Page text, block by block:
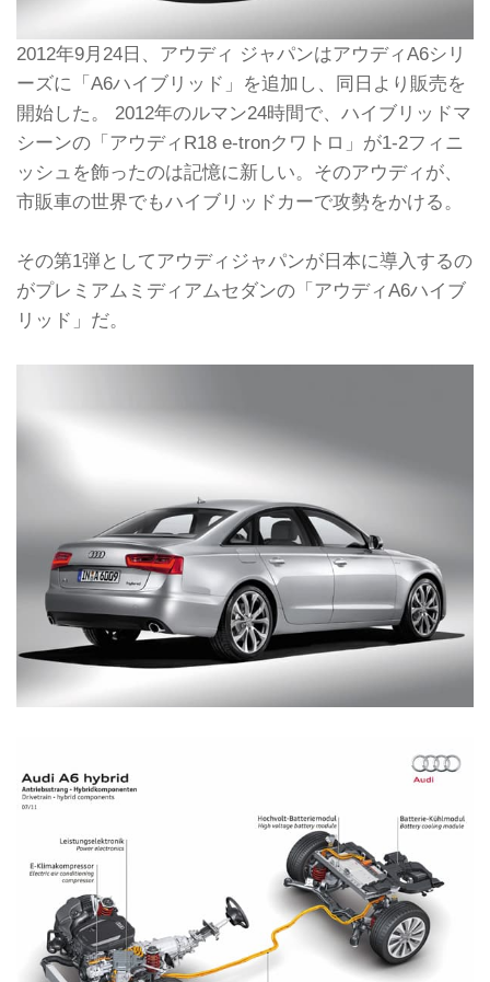
2012年9月24日、アウディ ジャパンはアウディA6シリ
ーズに「A6ハイブリッド」を追加し、同日より販売を
開始した。 2012年のルマン24時間で、ハイブリッドマ
シーンの「アウディR18 e-tronクワトロ」が1-2フィニ
ッシュを飾ったのは記憶に新しい。そのアウディが、
市販車の世界でもハイブリッドカーで攻勢をかける。
その第1弾としてアウディジャパンが日本に導入するの
がプレミアムミディアムセダンの「アウディA6ハイブ
リッド」だ。